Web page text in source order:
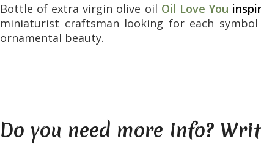
Bottle of extra virgin olive oil Oil Love You
miniaturist craftsman looking for each
ornamental beauty.
Do you need more info?